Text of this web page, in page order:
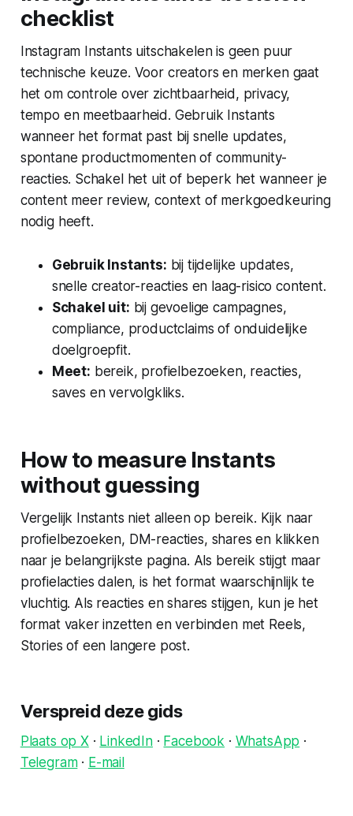
checklist
Instagram Instants uitschakelen is geen puur
technische keuze. Voor creators en merken gaat
het om controle over zichtbaarheid, privacy,
tempo en meetbaarheid. Gebruik Instants
wanneer het format past bij snelle updates,
spontane productmomenten of community-
reacties. Schakel het uit of beperk het wanneer je
content meer review, context of merkgoedkeuring
nodig heeft.
Gebruik Instants: bij tijdelijke updates,
snelle creator-reacties en laag-risico content.
Schakel uit: bij gevoelige campagnes,
compliance, productclaims of onduidelijke
doelgroepfit.
Meet: bereik, profielbezoeken, reacties,
saves en vervolgkliks.
How to measure Instants
without guessing
Vergelijk Instants niet alleen op bereik. Kijk naar
profielbezoeken, DM-reacties, shares en klikken
naar je belangrijkste pagina. Als bereik stijgt maar
profielacties dalen, is het format waarschijnlijk te
vluchtig. Als reacties en shares stijgen, kun je het
format vaker inzetten en verbinden met Reels,
Stories of een langere post.
Verspreid deze gids
Plaats op X· LinkedIn· Facebook · WhatsApp ·
Telegram· E-mail